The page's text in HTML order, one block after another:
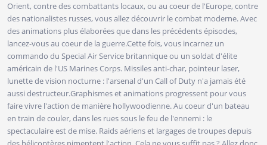
Orient, contre des combattants locaux, ou au coeur de l'Europe, contre
des nationalistes russes, vous allez découvrir le combat moderne. Avec
des animations plus élaborées que dans les précédents épisodes,
lancez-vous au coeur de la guerre.Cette fois, vous incarnez un
commando du Special Air Service britannique ou un soldat d'élite
américain de l'US Marines Corps. Missiles anti-char, pointeur laser,
lunette de vision nocturne : l'arsenal d'un Call of Duty n'a jamais été
aussi destructeur.Graphismes et animations progressent pour vous
faire vivre l'action de manière hollywoodienne. Au coeur d'un bateau
en train de couler, dans les rues sous le feu de l'ennemi : le
spectaculaire est de mise. Raids aériens et largages de troupes depuis